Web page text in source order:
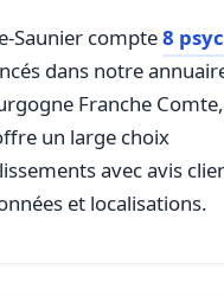
Saunier compte8
dans notre
Franche
un large choix
avec avis
et localisations.